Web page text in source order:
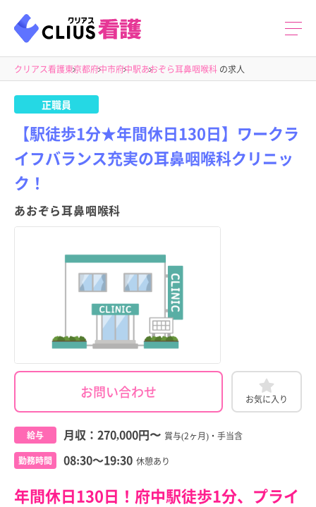
クリアス看護東京都府中市府中駅あおぞら耳鼻咽喉科 の求人
正職員
【駅徒歩1分★年間休日130日】ワークラ
イフバランス充実の耳鼻咽喉科クリニッ
ク！
あおぞら耳鼻咽喉科
お問い合わせ お気に入り
給与 月収： 270,000円〜 賞与(2ヶ月)・手当含
勤務時間 08:30～19:30 休憩あり
年間休日130日！府中駅徒歩1分、プライ